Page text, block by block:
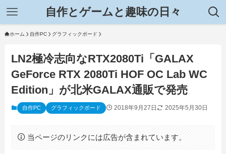
自作とゲームと趣味の日々
ホーム 自作PC グラフィックボード
LN2極冷志向なRTX2080Ti「GALAX
GeForce RTX 2080Ti HOF OC Lab WC
Edition」が北米GALAX通販で発売
自作PC グラフィックボード 2018年9月27日 2025年5月30日
当ページのリンクには広告が含まれています。